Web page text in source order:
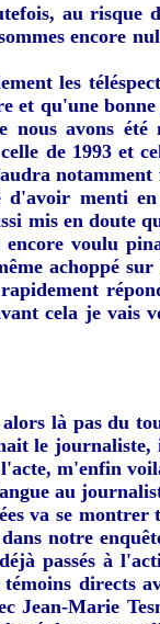
au risque
encore
les
et qu'une
avons été
de 1993 et
d'avoir menti
mis en doute
encore voulu
achoppé sur
cela je vais
là pas du
le
m'enfin
au
va se
notre
passés à
directs
Jean-Marie